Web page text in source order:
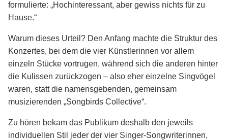
formulierte: „Hochinteressant, aber gewiss nichts für zu
Hause.“
Warum dieses Urteil? Den Anfang machte die Struktur des
Konzertes, bei dem die vier Künstlerinnen vor allem
einzeln Stücke vortrugen, während sich die anderen hinter
die Kulissen zurückzogen – also eher einzelne Singvögel
waren, statt die namensgebenden, gemeinsam
musizierenden „Songbirds Collective“.
Zu hören bekam das Publikum deshalb den jeweils
individuellen Stil jeder der vier Singer-Songwriterinnen,